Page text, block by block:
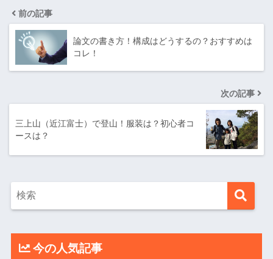
前の記事
論文の書き方！構成はどうするの？おすすめは
コレ！
次の記事
三上山（近江富士）で登山！服装は？初心者コ
ースは？
今の人気記事